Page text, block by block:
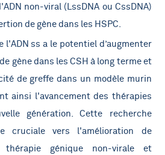
non-viral (LssDNA ou CssDNA)
de gène dans les HSPC.
l'ADN ss a le potentiel d’augmenter
gène dans les CSH à long terme et
de greffe dans un modèle murin
ainsi l'avancement des thérapies
génération. Cette recherche
cruciale vers l'amélioration de
génique non-virale et